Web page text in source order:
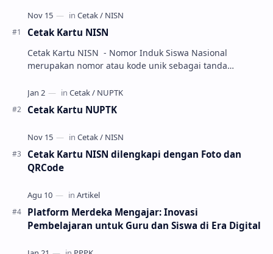
Cetak Kartu NISN
Cetak Kartu NISN - Nomor Induk Siswa Nasional
merupakan nomor atau kode unik sebagai tanda
Cetak Kartu NUPTK
Cetak Kartu NISN dilengkapi dengan Foto dan
QRCode
Platform Merdeka Mengajar: Inovasi
Pembelajaran untuk Guru dan Siswa di Era Digital